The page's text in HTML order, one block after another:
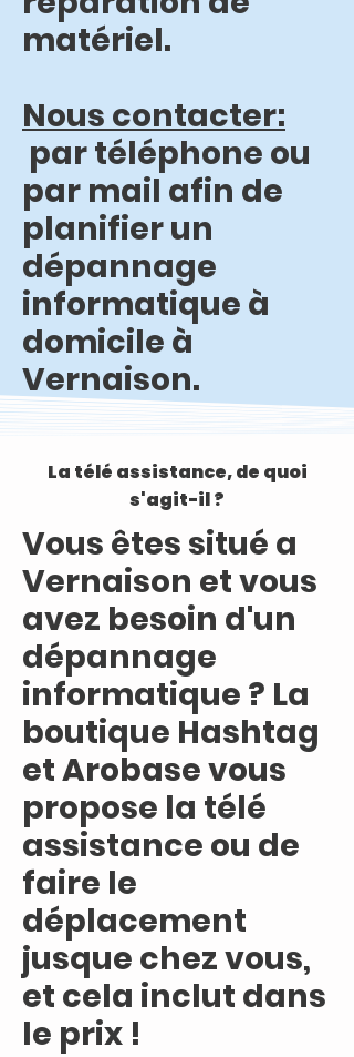
matériel.
Nous contacter:
par téléphone ou
par mail afin de
planifier un
dépannage
informatique à
domicile à
Vernaison.
La télé assistance, de quoi
s'agit-il ?
Vous êtes situé a
Vernaison et vous
avez besoin d'un
dépannage
informatique ? La
boutique Hashtag
et Arobase vous
propose la télé
assistance ou de
faire le
déplacement
jusque chez vous,
et cela inclut dans
le prix !